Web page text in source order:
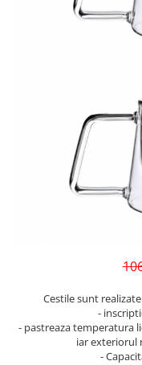
Cestile sunt
-
- pastreaza temperatura
iar exteriorul
-